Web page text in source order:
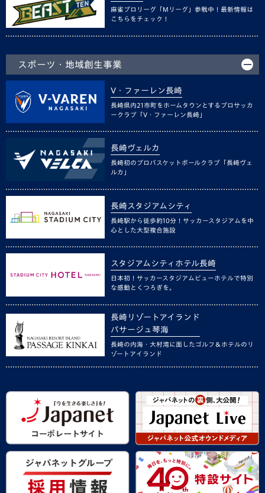
麻雀プロリーグ「Mリーグ」参戦中！最新情報は
こちらをチェック！
スポーツ・地域創生事業
V・ファーレン長崎
長崎県内21市町をホームタウンとするプロサッカ
ークラブ「V・ファーレン長崎」
長崎ヴェルカ
長崎初のプロバスケットボールクラブ「長崎ヴェ
ルカ」
長崎スタジアムシティ
長崎駅から徒歩約10分！サッカースタジアムを中
心とした大型複合施設
スタジアムシティホテル長崎
日本初！サッカースタジアムビューホテルで特別
な感動とくつろぎを。
長崎リゾートアイランド
パサージュ琴海
長崎の内海・大村湾に面したゴルフ＆ホテルのリ
ゾートアイランド